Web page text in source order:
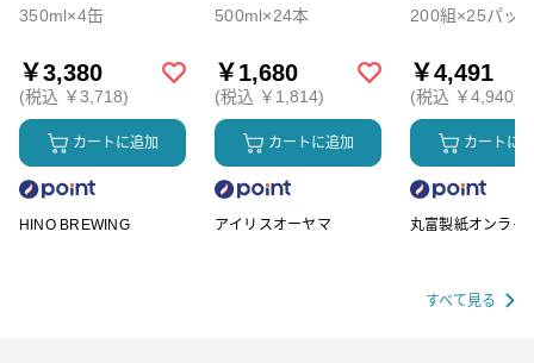
350ml×4缶
￥3,380
(税込 ￥3,718)
カートに追加
HINO BREWING
ーダ
500ml×24本
￥1,680
(税込 ￥1,814)
カートに追加
アイリスオーヤマ
200組×25パッ
￥4,491
(税込 ￥4,940)
カートに
丸富製紙オンライ
すべて見る